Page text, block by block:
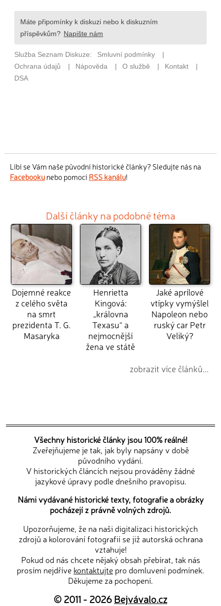
Líbí se Vám naše původní historické články? Sledujte nás na
Facebookunebo pomocí RSS kanálu!
Další články na podobné téma
Dojemné reakce
z celého světa
na smrt
prezidenta T. G.
Masaryka
Henrietta
Kingová:
„královna
Texasu“ a
nejmocnější
žena ve státě
Jaké aprílové
vtípky vymýšlel
Napoleon nebo
ruský car Petr
Veliký?
zobrazit více článků...
Všechny historické články jsou 100% reálné!
Zveřejňujeme je tak, jak byly napsány v době
původního vydání.
V historických článcích nejsou prováděny žádné
jazykové úpravy podle dnešního pravopisu.
Námi vydávané historické texty, fotografie a obrázky
pocházejí z právně volných zdrojů.
Upozorňujeme, že na naši digitalizaci historických
zdrojů a kolorování fotografií se již autorská ochrana
vztahuje!
Pokud od nás chcete nějaký obsah přebírat, tak nás
prosím nejdříve kontaktujte pro domluvení podmínek.
Děkujeme za pochopení.
© 2011 - 2026Bejvávalo.cz